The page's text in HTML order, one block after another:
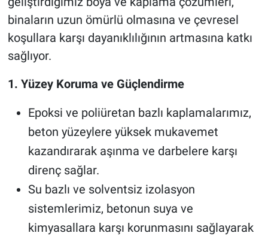
binaların uzun ömürlü olmasına ve çevresel
koşullara karşı dayanıklılığının artmasına katkı
sağlıyor.
1. Yüzey Koruma ve Güçlendirme
Epoksi ve poliüretan bazlı kaplamalarımız,
beton yüzeylere yüksek mukavemet
kazandırarak aşınma ve darbelere karşı
direnç sağlar.
Su bazlı ve solventsiz izolasyon
sistemlerimiz, betonun suya ve
kimyasallara karşı korunmasını sağlayarak